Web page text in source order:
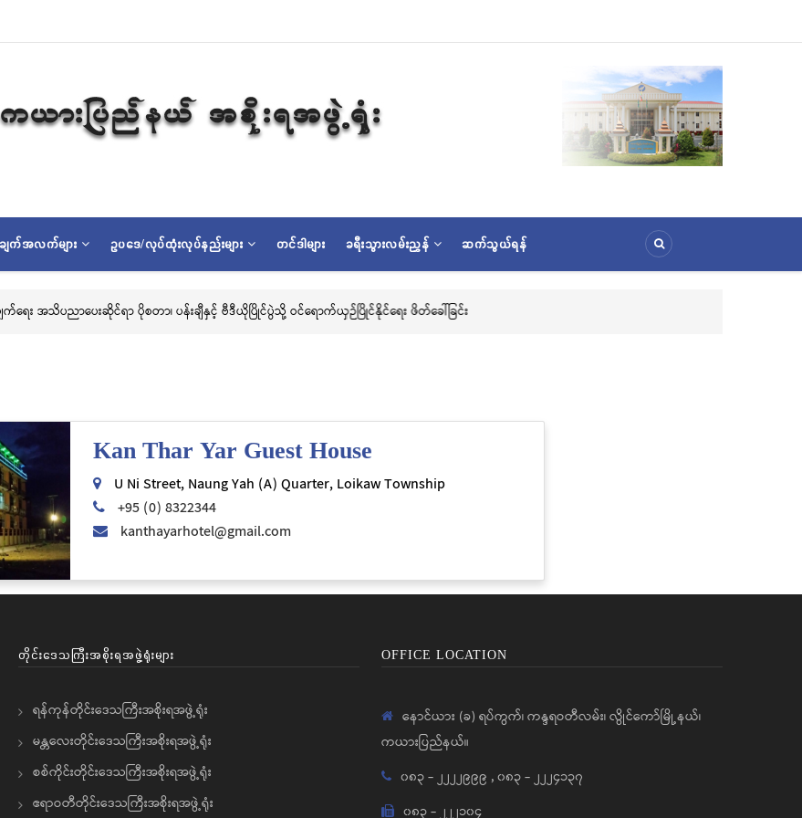
က်အလက်များ ဥပဒေ/လုပ်ထုံးလုပ်နည်းများ တင်ဒါများ ခရီးသွားလမ်းညွှန် ဆက်သွယ်ရန်
ဆိုင်ရာ ပိုစတာ၊ ပန်းချီနှင့် ဗီဒီယိုပြိုင်ပွဲသို့ ဝင်ရောက်ယှဉ်ပြိုင်နိုင်ရေး ဖိတ်ခေါ်ခြင်း
Kan Thar Yar Guest House
U Ni Street, Naung Yah (A) Quarter, Loikaw Township
+95 (0) 8322344
kanthayarhotel@gmail.com
တိုင်းဒေသကြီးအစိုးရအဖွဲ့ရုံးများ
ရန်ကုန်တိုင်းဒေသကြီးအစိုးရအဖွဲ့ရုံး
မန္တလေးတိုင်းဒေသကြီးအစိုးရအဖွဲ့ရုံး
စစ်ကိုင်းတိုင်းဒေသကြီးအစိုးရအဖွဲ့ရုံး
ဧရာဝတီတိုင်းဒေသကြီးအစိုးရအဖွဲ့ရုံး
OFFICE LOCATION
နောင်ယား (ခ) ရပ်ကွက်၊ ကန္ဒရဝတီလမ်း၊ လွိုင်ကော်မြို့နယ်၊
ကယားပြည်နယ်။
၀၈၃ - ၂၂၂၂၉၉၉ ,၀၈၃ - ၂၂၂၄၁၃၇
၀၈၃ - ၂၂၂၁၀၄